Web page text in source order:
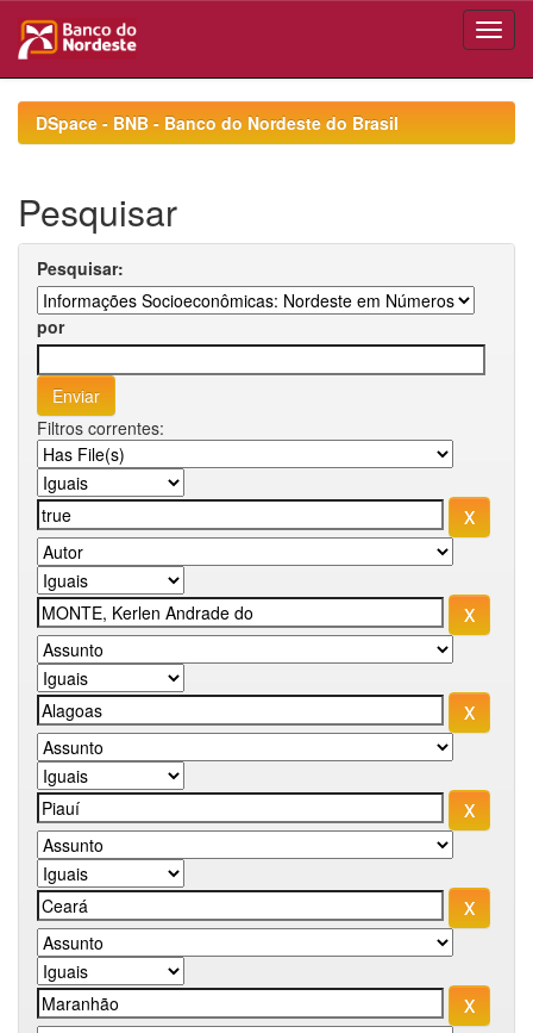
navigationDSpace - BNB - Banco do Nordeste do Brasil
Pesquisar
Pesquisar:
por
Filtros correntes: